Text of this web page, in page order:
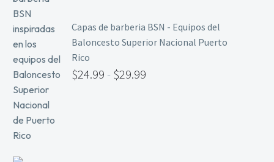
Capas de barberia BSN - Equipos del
Baloncesto Superior Nacional Puerto
Rico
$24.99 - $29.99